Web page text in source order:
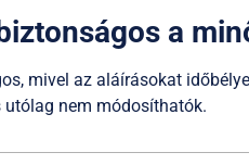
a
mivel az aláírásokat
utólag nem módosíthatók.